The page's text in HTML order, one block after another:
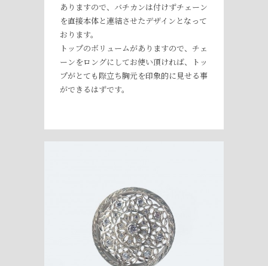
ありますので、バチカンは付けずチェーン
を直接本体と連結させたデザインとなって
おります。
トップのボリュームがありますので、チェ
ーンをロングにしてお使い頂ければ、トッ
プがとても際立ち胸元を印象的に見せる事
ができるはずです。